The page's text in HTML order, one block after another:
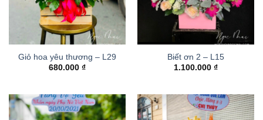
Giỏ hoa yêu thương – L29
680.000 ₫
Biết ơn 2 – L15
1.100.000 ₫